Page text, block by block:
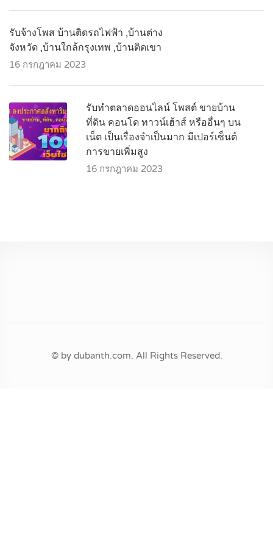
รับจ้างโพส บ้านติดรถไฟฟ้า ,บ้านต่าง
จังหวัด ,บ้านใกล้กรุงเทพ ,บ้านติดเขา
16 กรกฎาคม 2023
รับทำตลาดออนไลน์ โพสต์ ขายบ้าน
ที่ดิน คอนโด ทาวน์เฮ้าส์ หรืออื่นๆ บน
เน็ต เป็นเรื่องจำเป็นมาก มีเปอร์เซ็นต์
การขายเพิ่มสูง
16 กรกฎาคม 2023
© by dubanth.com. All Rights Reserved.